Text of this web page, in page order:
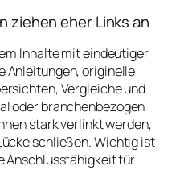
ziehen eher Links an
Inhalte mit eindeutiger
Anleitungen, originelle
Vergleiche und
oder branchenbezogen
stark verlinkt werden,
schließen. Wichtig ist
Anschlussfähigkeit für